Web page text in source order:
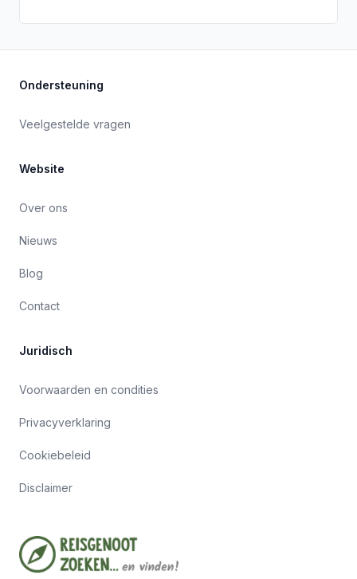
Ondersteuning
Veelgestelde vragen
Website
Over ons
Nieuws
Blog
Contact
Juridisch
Voorwaarden en condities
Privacyverklaring
Cookiebeleid
Disclaimer